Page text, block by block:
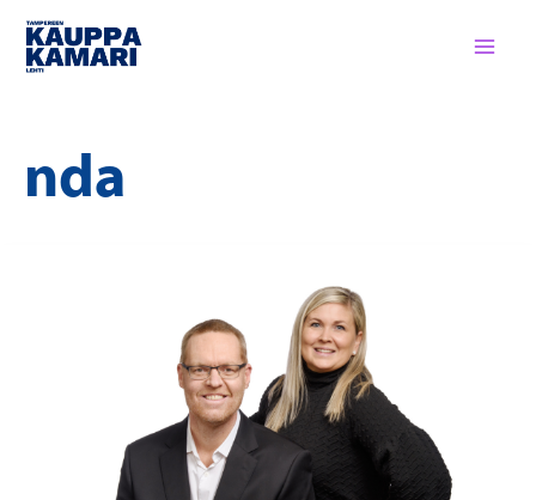
Siirry
sisältöön
nda